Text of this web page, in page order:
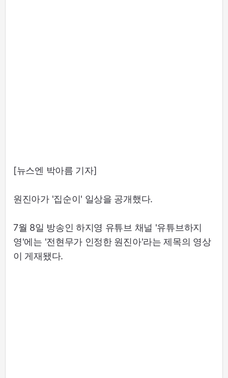
[뉴스엔 박아름 기자]
원진아가 '집순이' 일상을 공개했다.
7월 8일 방송인 하지영 유튜브 채널 '유튜브하지
영'에는 '전현무가 인정한 원진아'라는 제목의 영상
이 게재됐다.